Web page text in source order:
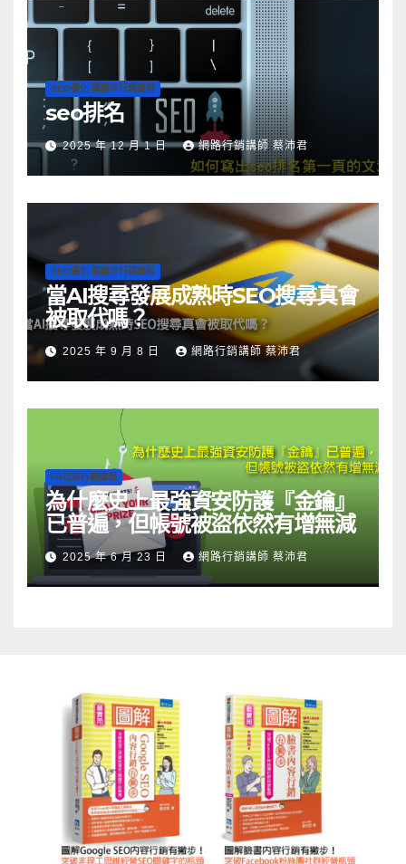
SEO優化 關鍵字行銷課程
seo排名
2025 年 12 月 1 日 網路行銷講師 蔡沛君
SEO優化 關鍵字行銷課程
當AI搜尋發展成熟時SEO搜尋真會
被取代嗎？
2025 年 9 月 8 日 網路行銷講師 蔡沛君
FB社群行銷課程
為什麼史上最強資安防護『金鑰』
已普遍，但帳號被盜依然有增無減
2025 年 6 月 23 日 網路行銷講師 蔡沛君